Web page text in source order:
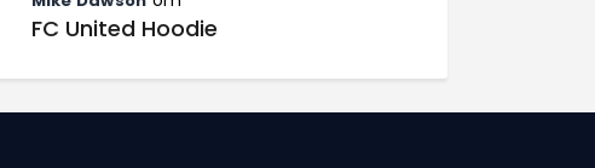
FC United Hoodie